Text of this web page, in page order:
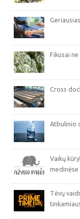
Fikusai
Cross
Atbulinio
Vaikų
medinėse
Tėvų